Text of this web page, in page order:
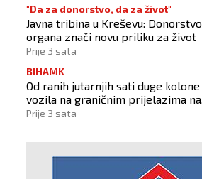
"Da za donorstvo, da za život"
Javna tribina u Kreševu: Donorstvo
organa znači novu priliku za život
Prije 3 sata
BIHAMK
Od ranih jutarnjih sati duge kolone
vozila na graničnim prijelazima na
izlazu iz BiH
Prije 3 sata